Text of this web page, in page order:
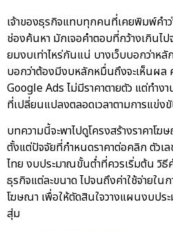
เจ้าของธุรกิจแทบทุกคนที่เคยพิมพ์คำ
ช่องค้นหา มักเจอคำตอบที่กว้างเกินไป
ยมงบเท่าไหร่กันแน่ บางเว็บบอกว่าหลั
บอกว่าต้องมีงบหลักหมื่นถึงจะเห็นผล
Google Ads ไม่มีราคาตายตัว แต่ทำ
ที่เปลี่ยนแปลงตลอดเวลาตามการแข่
บทความนี้จะพาไปดูโครงสร้างราคาโ
ตั้งแต่ปัจจัยที่กำหนดราคาต่อคลิก ตัวเ
ไทย งบประมาณขั้นต่ำที่ควรเริ่มต้น วิ
ธุรกิจแต่ละขนาด ไปจนถึงค่าใช้จ่ายใน
โฆษณา เพื่อให้ตัดสินใจวางแผนงบปร
สุ่ม